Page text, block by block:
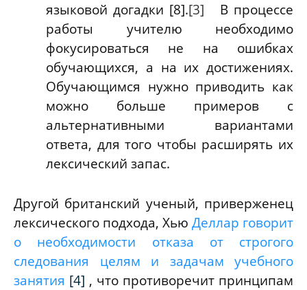
языковой догадки [8].[3]
В процессе
работы учителю необходимо
фокусироваться не на ошибках
обучающихся, а на их достижениях.
Обучающимся нужно приводить как
можно больше примеров с
альтернативными вариантами
ответа, для того чтобы расширять их
лексический запас.
Другой британский ученый, приверженец
лексического подхода, Хью Деллар говорит
о необходимости отказа от строгого
следования целям и задачам учебного
занятия [4] , что противоречит принципам